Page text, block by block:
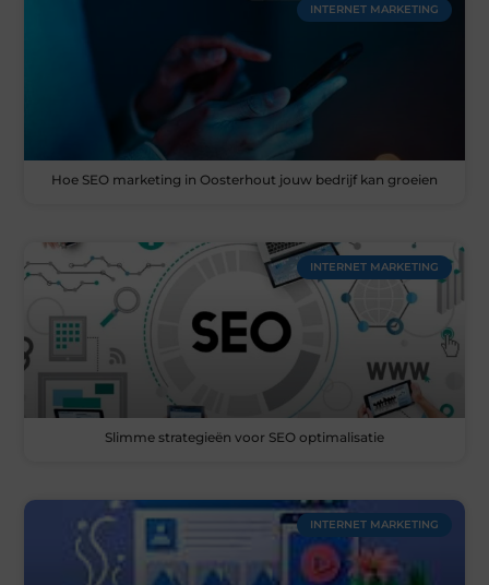
INTERNET MARKETING
Hoe SEO marketing in Oosterhout jouw bedrijf kan groeien
INTERNET MARKETING
Slimme strategieën voor SEO optimalisatie
INTERNET MARKETING